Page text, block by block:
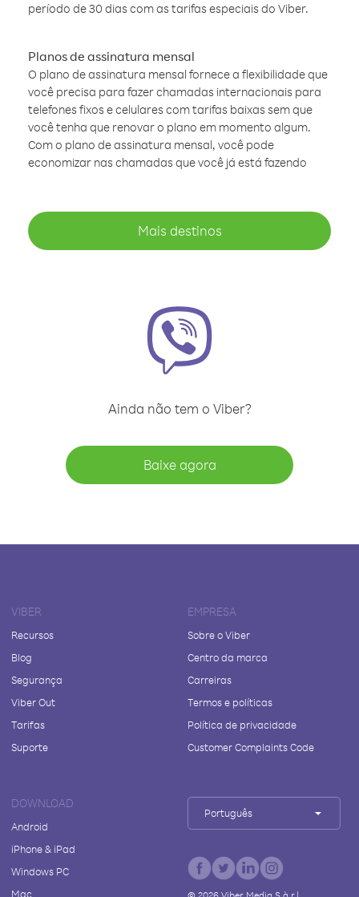
período de 30 dias com as tarifas especiais do Viber.
Planos de assinatura mensal
O plano de assinatura mensal fornece a flexibilidade que
você precisa para fazer chamadas internacionais para
telefones fixos e celulares com tarifas baixas sem que
você tenha que renovar o plano em momento algum.
Com o plano de assinatura mensal, você pode
economizar nas chamadas que você já está fazendo
Mais destinos
Ainda não tem o Viber?
Baixe agora
VIBER
Recursos
Blog
Segurança
Viber Out
Tarifas
Suporte
EMPRESA
Sobre o Viber
Centro da marca
Carreiras
Termos e políticas
Política de privacidade
Customer Complaints Code
DOWNLOAD
Android
iPhone & iPad
Windows PC
Mac
Português